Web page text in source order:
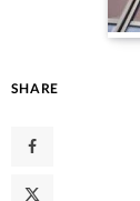
SHARE